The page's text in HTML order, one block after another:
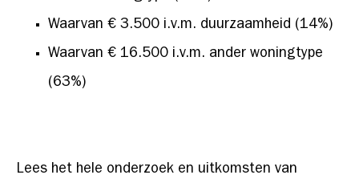
Waarvan € 3.500 i.v.m. duurzaamheid (14%)
Waarvan € 16.500 i.v.m. ander woningtype
(63%)
Lees het hele onderzoek en uitkomsten van